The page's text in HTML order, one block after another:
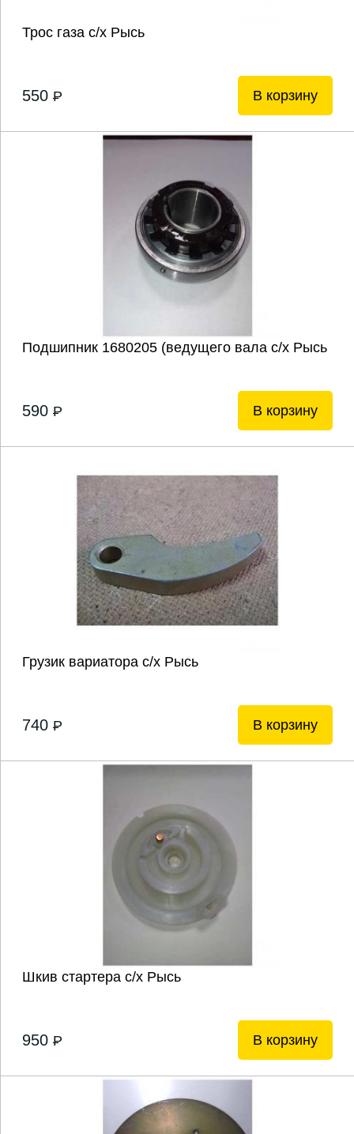
Трос газа с/х Рысь
550 P В корзину
Подшипник 1680205 (ведущего вала с/х Рысь
590 P В корзину
Грузик вариатора с/х Рысь
740 P В корзину
Шкив стартера с/х Рысь
950 P В корзину